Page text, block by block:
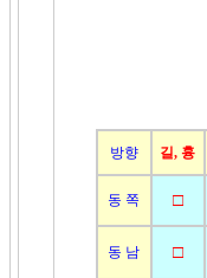
방향 길, 흉
동 쪽 □
동 남 □